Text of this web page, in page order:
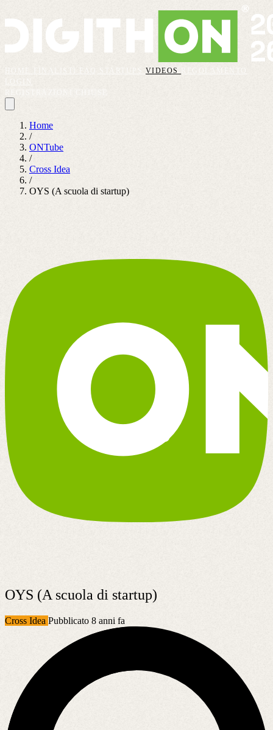
VIDEOS
REGOLAMENTO
Home
/
ONTube
/
Cross Idea
/
OYS (A scuola di startup)
OYS (A scuola di startup)
Cross Idea Pubblicato 8 anni fa